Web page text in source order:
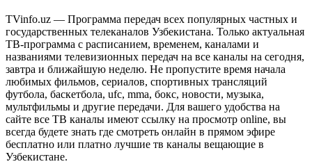
TVinfo.uz — Программа передач всех популярных частных и
государственных телеканалов Узбекистана. Только актуальная
ТВ-программа с расписанием, временем, каналами и
названиями телевизионных передач на все каналы на сегодня,
завтра и ближайшую неделю. Не пропустите время начала
любимых фильмов, сериалов, спортивных трансляций
футбола, баскетбола, ufc, mma, бокс, новости, музыка,
мультфильмы и другие передачи. Для вашего удобства на
сайте все ТВ каналы имеют ссылку на просмотр online, вы
всегда будете знать где смотреть онлайн в прямом эфире
бесплатно или платно лучшие тв каналы вещающие в
Узбекистане.